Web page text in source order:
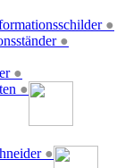
●
●
●
●
●